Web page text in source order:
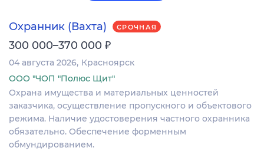
Охранник (Вахта) СРОЧНАЯ
300 000–370 000 ₽
04 августа 2026 Красноярск
ООО "ЧОП "Полюс Щит"
Охрана имущества и материальных ценностей
заказчика, осуществление пропускного и объектового
режима. Наличие удостоверения частного охранника
обязательно. Обеспечение форменным
обмундированием.